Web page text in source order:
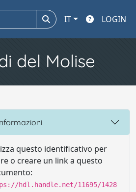
IT LOGIN
del Molise
questo identificativo per
o creare un link a questo
hdl.handle.net/11695/1428